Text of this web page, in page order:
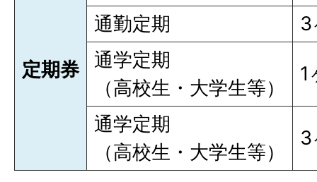
定期券
通勤定期
3
通学定期
（高校生・大学生等）
1
通学定期
（高校生・大学生等）
3